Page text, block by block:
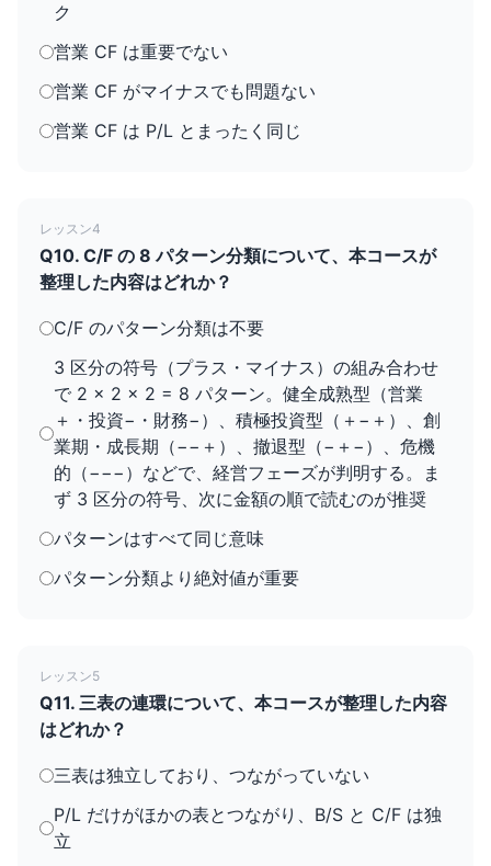
ク
営業 CF は重要でない
営業 CF がマイナスでも問題ない
営業 CF は P/L とまったく同じ
レッスン4
Q10. C/F の 8 パターン分類について、本コースが
整理した内容はどれか？
C/F のパターン分類は不要
3 区分の符号（プラス・マイナス）の組み合わせ
で 2 × 2 × 2 = 8 パターン。健全成熟型（営業
＋・投資−・財務−）、積極投資型（＋−＋）、創
業期・成長期（−−＋）、撤退型（−＋−）、危機
的（−−−）などで、経営フェーズが判明する。ま
ず 3 区分の符号、次に金額の順で読むのが推奨
パターンはすべて同じ意味
パターン分類より絶対値が重要
レッスン5
Q11. 三表の連環について、本コースが整理した内容
はどれか？
三表は独立しており、つながっていない
P/L だけがほかの表とつながり、B/S と C/F は独
立